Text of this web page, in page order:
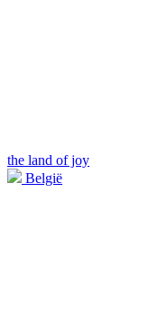
the land of joy
België